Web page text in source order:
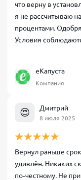
что верну в
я не рассчитываю
процентами.
Условия
еКапуста
Компания
😍 Дмитрий
8 июля 2025
Вернул раньше
удивлён. Никаких
по‑честному. Не